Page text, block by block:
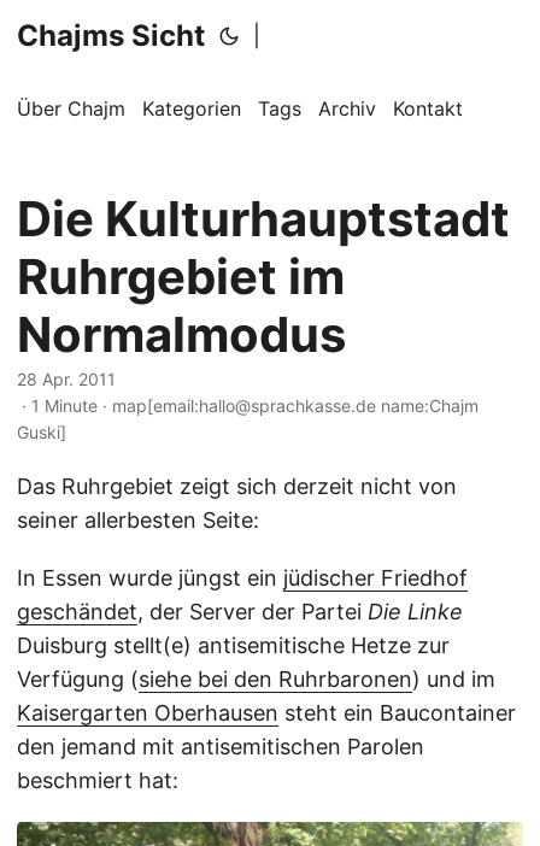
Chajms Sicht
Über Chajm Kategorien Tags Archiv Kontakt
Die Kulturhauptstadt
Ruhrgebiet im
Normalmodus
28 Apr. 2011
· 1 Minute · map[email:hallo@sprachkasse.de name:Chajm
Guski]
Das Ruhrgebiet zeigt sich derzeit nicht von
seiner allerbesten Seite:
In Essen wurde jüngst ein jüdischer Friedhof
geschändet, der Server der Partei Die Linke
Duisburg stellt(e) antisemitische Hetze zur
Verfügung (siehe bei den Ruhrbaronen) und im
Kaisergarten Oberhausen steht ein Baucontainer
den jemand mit antisemitischen Parolen
beschmiert hat: